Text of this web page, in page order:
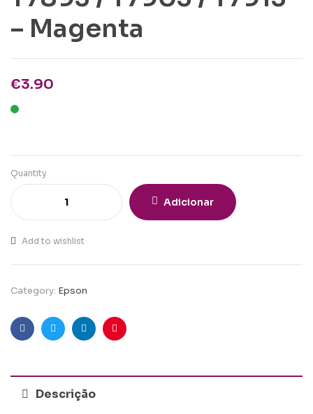
– Magenta
€3.90
Quantity
Adicionar
Add to wishlist
Category: Epson
FacebookTwitterLinkedinPinterest
Descrição